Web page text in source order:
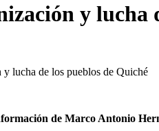
y lucha
lucha de los pueblos de Quiché
de Marco Antonio